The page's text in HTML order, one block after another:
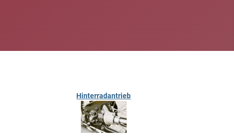
Hinterradantrieb